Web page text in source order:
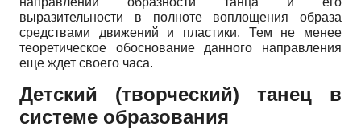
выразительности в полноте воплощения образа
средствами движений и пластики. Тем не менее
теоретическое обоснование данного направления
еще ждет своего часа.
Детский (творческий) танец в
системе образования